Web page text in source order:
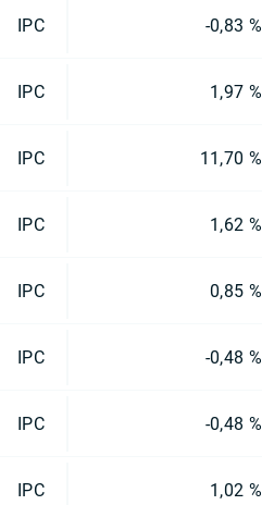
IPC -0,83 %
IPC 1,97 %
IPC 11,70 %
IPC 1,62 %
IPC 0,85 %
IPC -0,48 %
IPC -0,48 %
IPC 1,02 %